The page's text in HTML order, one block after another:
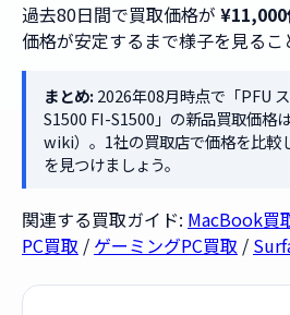
過去80日間で買取価格が ¥11,000
価格が安定するまで様子を見るこ
まとめ:2026年08月時点で「PFU
S1500 FI-S1500」の新品買取価格
wiki）。1社の買取店で価格を比較
を見つけましょう。
関連する買取ガイド: MacBook買
PC買取 / ゲーミングPC買取 /